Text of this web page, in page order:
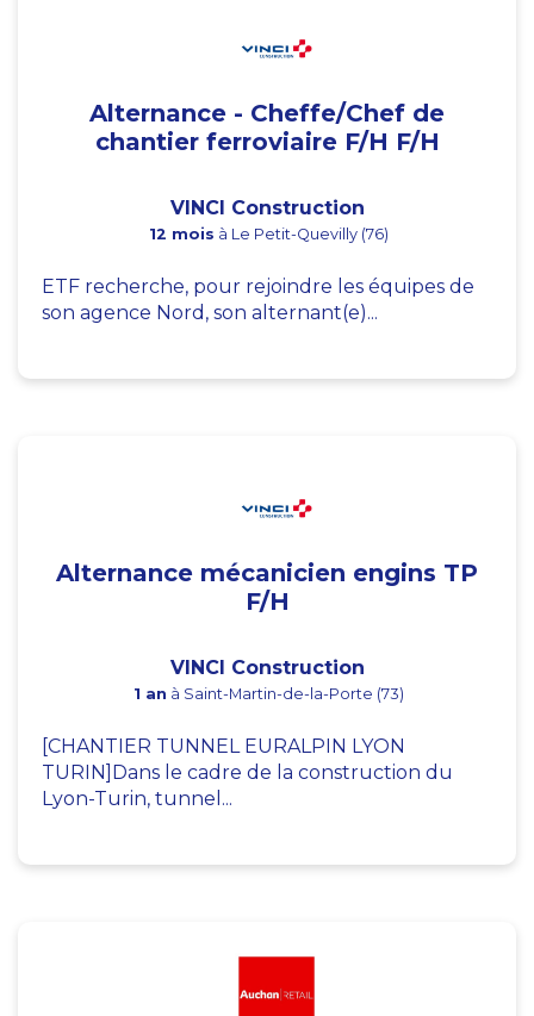
Alternance - Cheffe/Chef de
chantier ferroviaire F/H F/H
VINCI Construction
12 mois à Le Petit-Quevilly (76)
ETF recherche, pour rejoindre les équipes de
son agence Nord, son alternant(e)...
Alternance mécanicien engins TP
F/H
VINCI Construction
1 an à Saint-Martin-de-la-Porte (73)
[CHANTIER TUNNEL EURALPIN LYON
TURIN]Dans le cadre de la construction du
Lyon-Turin, tunnel...